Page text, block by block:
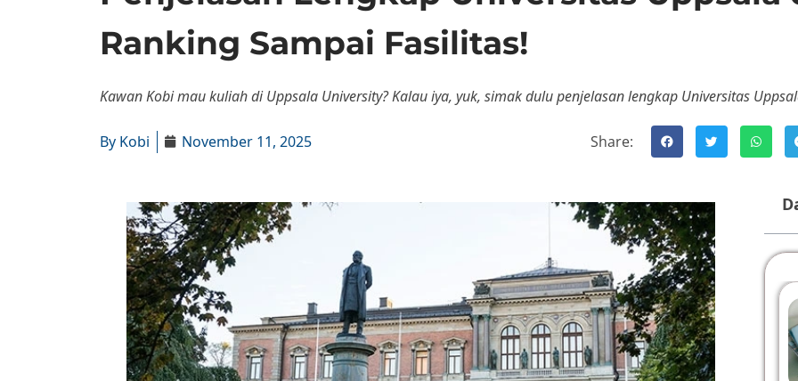
Ranking Sampai Fasilitas!
Kawan Kobi mau kuliah di Uppsala University? Kalau iya, yuk, simak dulu penjelasan lengkap Universitas
By Kobi November 11, 2025 Share: